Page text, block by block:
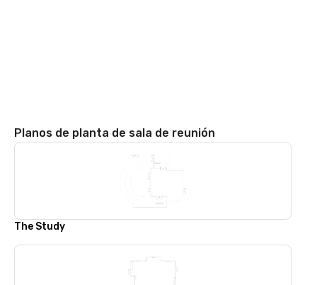
Planos de planta de sala de reunión
The Study